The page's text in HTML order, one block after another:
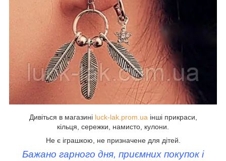
Дивіться в магазині luck-lak.prom.uaінші прикраси,
кільця, сережки, намисто, кулони.
Не є іграшкою, не призначене для дітей.
Бажано гарного дня, приємних покупок і